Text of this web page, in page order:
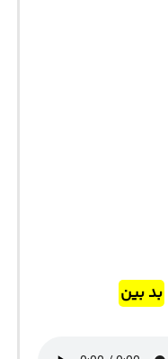
بد بین